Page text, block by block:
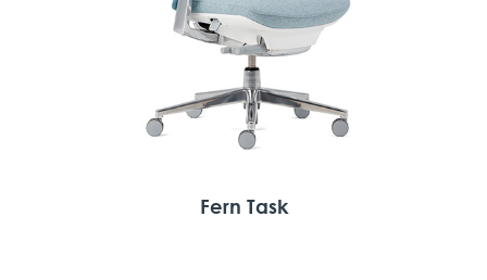
Fern Task